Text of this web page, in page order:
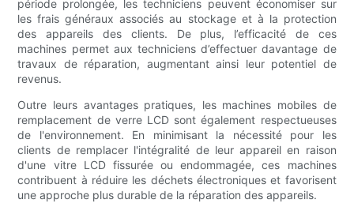
période prolongée, les techniciens peuvent économiser sur
les frais généraux associés au stockage et à la protection
des appareils des clients. De plus, l’efficacité de ces
machines permet aux techniciens d’effectuer davantage de
travaux de réparation, augmentant ainsi leur potentiel de
revenus.
Outre leurs avantages pratiques, les machines mobiles de
remplacement de verre LCD sont également respectueuses
de l'environnement. En minimisant la nécessité pour les
clients de remplacer l'intégralité de leur appareil en raison
d'une vitre LCD fissurée ou endommagée, ces machines
contribuent à réduire les déchets électroniques et favorisent
une approche plus durable de la réparation des appareils.